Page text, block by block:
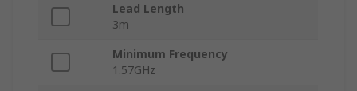
Lead Length
3m
Minimum Frequency
1.57GHz